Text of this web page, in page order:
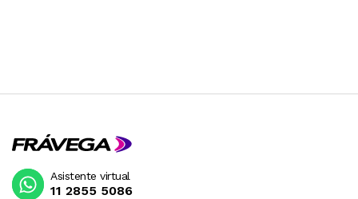
Asistente virtual
11 2855 5086